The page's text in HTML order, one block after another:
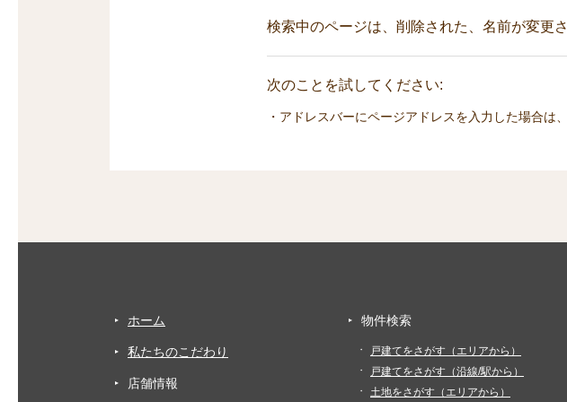
検索中のページは、削除された、名前が変更
次のことを試してください:
・アドレスバーにページアドレスを入力した場合は
ホーム
私たちのこだわり
店舗情報
物件検索
戸建てをさがす（エリアから）
戸建てをさがす（沿線/駅から）
土地をさがす（エリアから）